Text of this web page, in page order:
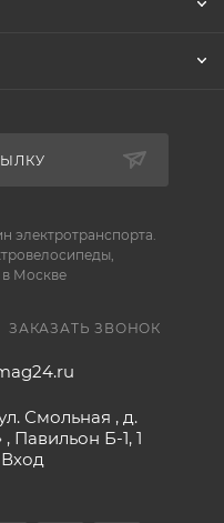
электротранспорта.
в Москве
ЗАКАЗАТЬ ЗВОНОК
Смольная , д.
Павильон Б-1, 1
Вход